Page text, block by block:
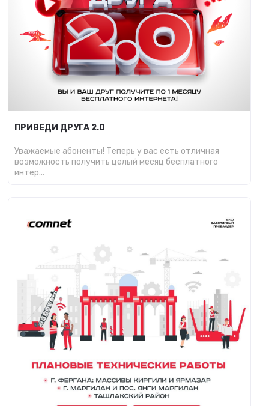
ПРИВЕДИ ДРУГА 2.0
Уважаемые абоненты! Теперь у вас есть отличная
возможность получить целый месяц бесплатного
интер...